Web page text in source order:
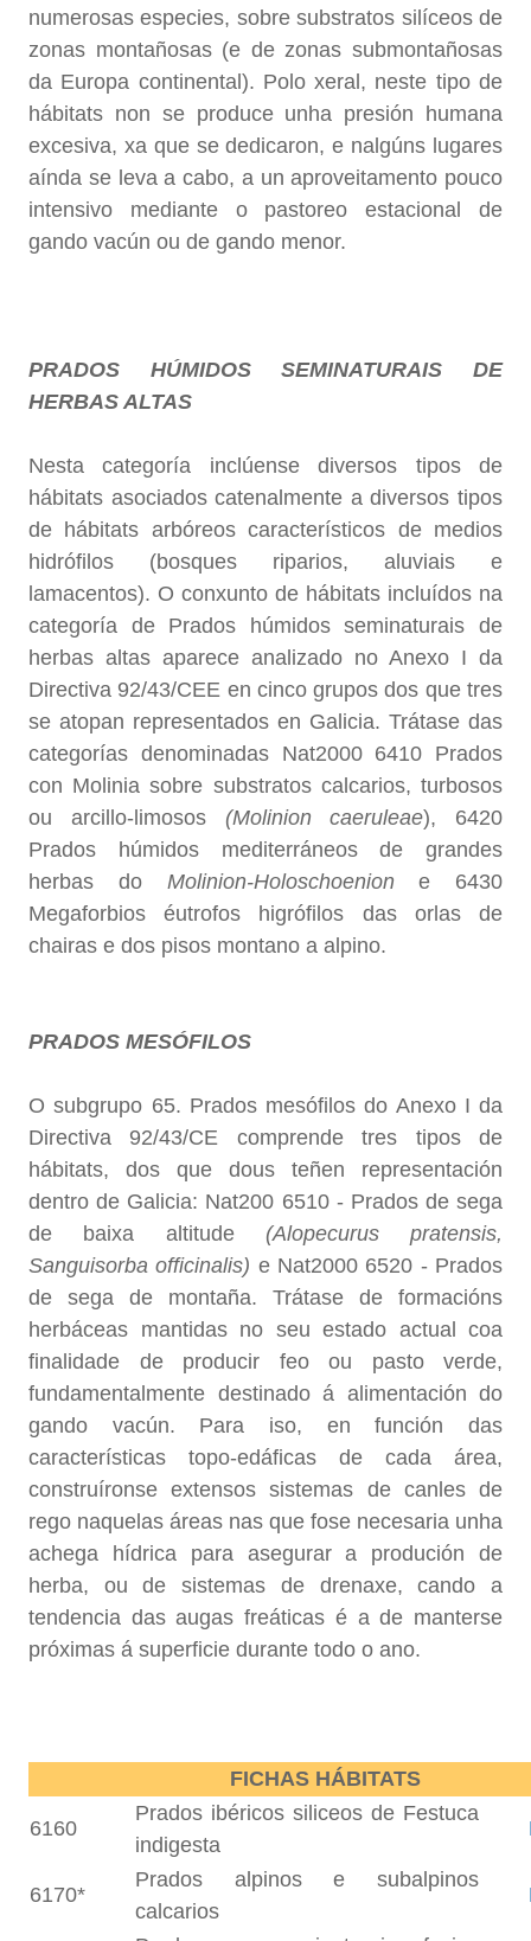
numerosas especies, sobre substratos silíceos de
zonas montañosas (e de zonas submontañosas
da Europa continental). Polo xeral, neste tipo de
hábitats non se produce unha presión humana
excesiva, xa que se dedicaron, e nalgúns lugares
aínda se leva a cabo, a un aproveitamento pouco
intensivo mediante o pastoreo estacional de
gando vacún ou de gando menor.
PRADOS HÚMIDOS SEMINATURAIS DE
HERBAS ALTAS
Nesta categoría inclúense diversos tipos de
hábitats asociados catenalmente a diversos tipos
de hábitats arbóreos característicos de medios
hidrófilos (bosques riparios, aluviais e
lamacentos). O conxunto de hábitats incluídos na
categoría de Prados húmidos seminaturais de
herbas altas aparece analizado no Anexo I da
Directiva 92/43/CEE en cinco grupos dos que tres
se atopan representados en Galicia. Trátase das
categorías denominadas Nat2000 6410 Prados
con Molinia sobre substratos calcarios, turbosos
ou arcillo-limosos (Molinion caeruleae), 6420
Prados húmidos mediterráneos de grandes
herbas doMolinion-Holoschoenione 6430
Megaforbios éutrofos higrófilos das orlas de
chairas e dos pisos montano a alpino.
PRADOS MESÓFILOS
O subgrupo 65. Prados mesófilos do Anexo I da
Directiva 92/43/CE comprende tres tipos de
hábitats, dos que dous teñen representación
dentro de Galicia: Nat200 6510 - Prados de sega
de baixa altitude (Alopecurus pratensis,
Sanguisorba officinalis) e Nat2000 6520 - Prados
de sega de montaña. Trátase de formacións
herbáceas mantidas no seu estado actual coa
finalidade de producir feo ou pasto verde,
fundamentalmente destinado á alimentación do
gando vacún. Para iso, en función das
características topo-edáficas de cada área,
construíronse extensos sistemas de canles de
rego naquelas áreas nas que fose necesaria unha
achega hídrica para asegurar a produción de
herba, ou de sistemas de drenaxe, cando a
tendencia das augas freáticas é a de manterse
próximas á superficie durante todo o ano.
FICHAS HÁBITATS
6160
Prados ibéricos siliceos de Festuca
indigesta
6170*
Prados alpinos e subalpinos
calcarios